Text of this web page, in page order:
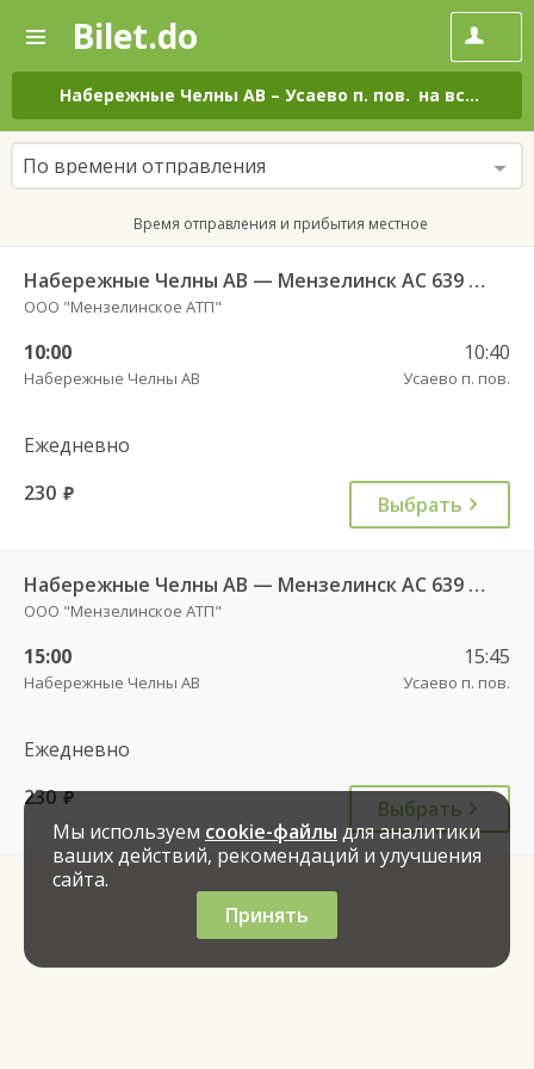
—
Поиск
и
покупка
билетов
на
автобус
онлайн
Bilet.do
Набережные Челны АВ – Усаево п. пов. на все дни
По времени отправления
Время отправления и прибытия местное
Набережные Челны АВ — Мензелинск АС 639 РТ
ООО "Мензелинское АТП"
10:00
Набережные Челны АВ
10:40
Усаево п. пов.
Ежедневно
230 руб. Выбрать
Набережные Челны АВ — Мензелинск АС 639 РТ
ООО "Мензелинское АТП"
15:00
Набережные Челны АВ
15:45
Усаево п. пов.
Ежедневно
230 руб.
Выбрать
Мы используем cookie-файлы для аналитики
ваших действий, рекомендаций и улучшения
сайта.
Принять